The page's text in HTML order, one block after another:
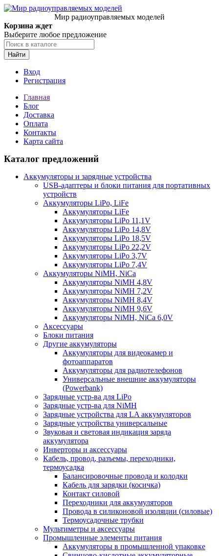
Мир радиоуправляемых моделей
Корзина ждет
Выберите любое предложение
Найти
Вход
Регистрация
Главная
Блог
Доставка
Оплата
Контакты
Карта сайта
Каталог предложений
Аккумуляторы и зарядные устройства
USB-адаптеры и блоки питания для портативных
устройств
Аккумуляторы LiPo, LiFe
Аккумуляторы LiFe
Аккумуляторы LiPo 11,1V
Аккумуляторы LiPo 14,8V
Аккумуляторы LiPo 18,5V
Аккумуляторы LiPo 22,2V
Аккумуляторы LiPo 3,7V
Аккумуляторы LiPo 7,4V
Аккумуляторы NiMH, NiCa
Аккумуляторы NiMH 4,8V
Аккумуляторы NiMH 7,2V
Аккумуляторы NiMH 8,4V
Аккумуляторы NiMH 9,6V
Аккумуляторы NiMH, NiCa 6,0V
Аксессуары
Блоки питания
Другие аккумуляторы
Аккумуляторы для видеокамер и
фотоаппаратов
Аккумуляторы для радиотелефонов
Универсальные внешние аккумуляторы
(Powerbank)
Зарядные устр-ва для LiPo
Зарядные устр-ва для NiMH
Зарядные устройства для LA аккумуляторов
Зарядные устройства универсальные
Звуковая и световая индикация заряда
аккумулятора
Инверторы и аксессуары
Кабель, провод, разъемы, переходники,
термоусадка
Балансировочные провода и колодки
Кабель для зарядки (косичка)
Контакт силовой
Переходники для аккумуляторов
Провода в силиконовой изоляции (силовые)
Термоусадочные трубки
Мультиметры и аксессуары
Промышленные элементы питания
Аккумуляторы в промышленной упаковке